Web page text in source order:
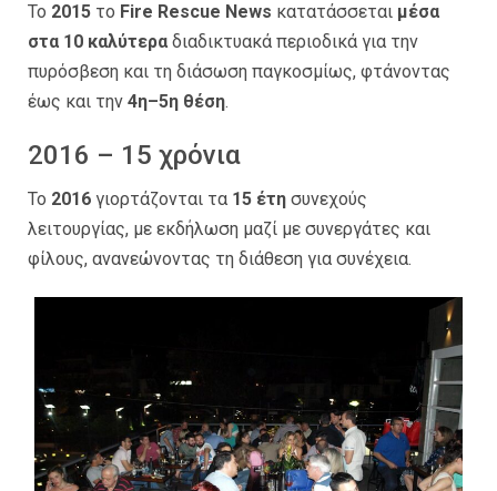
Το 2015 το Fire Rescue News κατατάσσεται μέσα
στα 10 καλύτερα διαδικτυακά περιοδικά για την
πυρόσβεση και τη διάσωση παγκοσμίως, φτάνοντας
έως και την 4η–5η θέση.
2016 – 15 χρόνια
Το 2016 γιορτάζονται τα 15 έτη συνεχούς
λειτουργίας, με εκδήλωση μαζί με συνεργάτες και
φίλους, ανανεώνοντας τη διάθεση για συνέχεια.